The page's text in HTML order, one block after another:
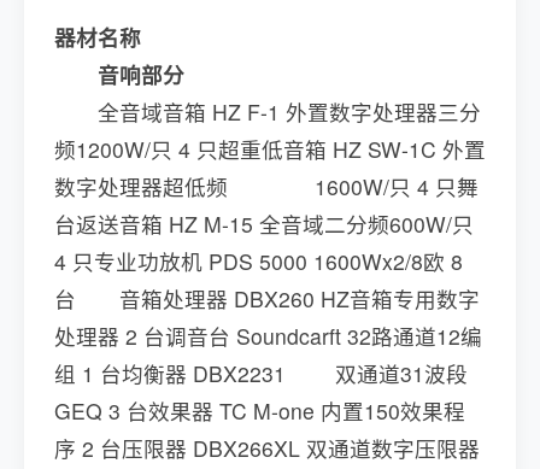
器材名称
音响部分
全音域音箱 HZ F-1 外置数字处理器三分
频1200W/只 4 只超重低音箱 HZ SW-1C 外置
数字处理器超低频 1600W/只 4 只舞
台返送音箱 HZ M-15 全音域二分频600W/只
4 只专业功放机 PDS 5000 1600Wx2/8欧 8
台 音箱处理器 DBX260 HZ音箱专用数字
处理器 2 台调音台 Soundcarft 32路通道12编
组 1 台均衡器 DBX2231 双通道31波段
GEQ 3 台效果器 TC M-one 内置150效果程
序 2 台压限器 DBX266XL 双通道数字压限器